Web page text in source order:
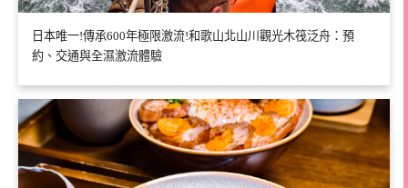
日本唯一!傳承600年極限激流!和歌山北山川觀光木筏泛舟：預
約、交通與全濕激流體驗